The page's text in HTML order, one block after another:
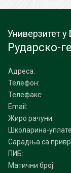
Универзитет у
Рударско-
Адреса:
Телефон:
Телефакс:
Email:
Жиро рачуни:
Школарина-
Сарадња са
ПИБ:
Матични број: